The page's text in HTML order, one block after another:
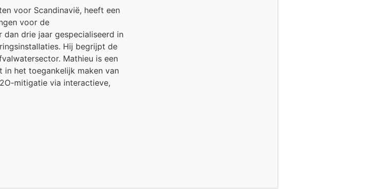
voor Scandinavië, heeft een
voor de
dan drie jaar gespecialiseerd in
Hij begrijpt de
Mathieu is een
het toegankelijk maken van
mitigatie via interactieve,